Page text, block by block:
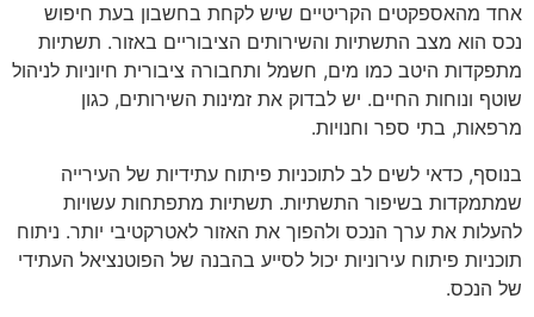
אחד מהאספקטים הקריטיים שיש לקחת בחשבון בעת חיפוש
נכס הוא מצב התשתיות והשירותים הציבוריים באזור. תשתיות
מתפקדות היטב כמו מים, חשמל ותחבורה ציבורית חיוניות לניהול
שוטף ונוחות החיים. יש לבדוק את זמינות השירותים, כגון
מרפאות, בתי ספר וחנויות.
בנוסף, כדאי לשים לב לתוכניות פיתוח עתידיות של העירייה
שמתמקדות בשיפור התשתיות. תשתיות מתפתחות עשויות
להעלות את ערך הנכס ולהפוך את האזור לאטרקטיבי יותר. ניתוח
תוכניות פיתוח עירוניות יכול לסייע בהבנה של הפוטנציאל העתידי
של הנכס.